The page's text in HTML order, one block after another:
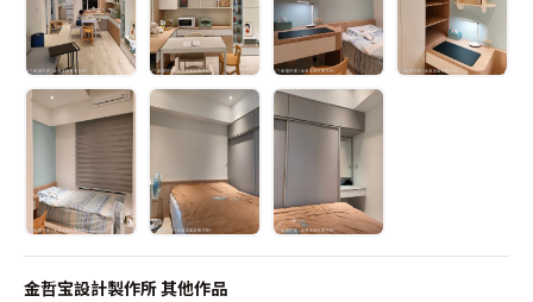
金哲宝設計製作所其他作品